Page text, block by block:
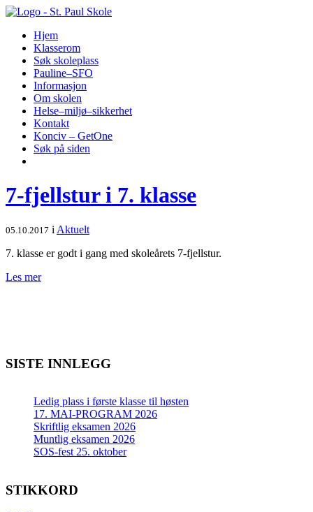
Hopp
innholdHjem
Klasserom
Søk skoleplass
Pauline–SFO
Informasjon
Om skolen
Helse–miljø–sikkerhet
Kontakt
Konciv – GetOne
Søk på siden
7-fjellstur i 7. klasse
05.10.2017 i Aktuelt
7. klasse er godt i gang med skoleårets 7-fjellstur.
Les mer
SISTE INNLEGG
Ledig plass i første klasse til høsten
17. MAI-PROGRAM 2026
Skriftlig eksamen 2026
Muntlig eksamen 2026
SOS-fest 25. oktober
STIKKORD